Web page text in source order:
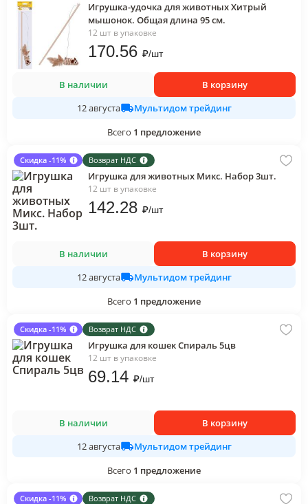
Игрушка-удочка для животных Хитрый
мышонок. Общая длина 95 см.
12 шт в упаковке
170.56 ₽/шт
В наличии
В корзину
12 августа
Мультидом трейдинг
Всего 1 предложение
Скидка -11% Возврат НДС
Игрушка для животных Микс. Набор 3шт.
12 шт в упаковке
142.28 ₽/шт
В наличии
В корзину
12 августа
Мультидом трейдинг
Всего 1 предложение
Скидка -11% Возврат НДС
Игрушка для кошек Спираль 5цв
12 шт в упаковке
69.14 ₽/шт
В наличии
В корзину
12 августа
Мультидом трейдинг
Всего 1 предложение
Скидка -11% Возврат НДС